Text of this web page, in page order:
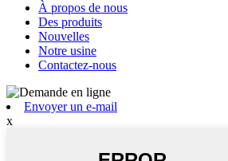
À propos de nous
Des produits
Nouvelles
Notre usine
Contactez-nous
Envoyer un e-mail
x